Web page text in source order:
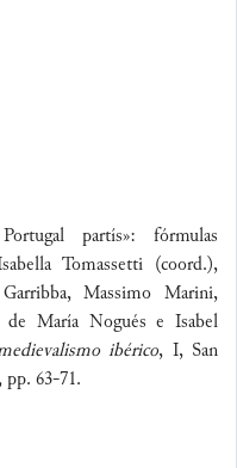
partís»: fórmulas
Tomassetti (coord.),
Massimo Marini,
de María Nogués e Isabel
ibérico, I, San
pp. 63-71.